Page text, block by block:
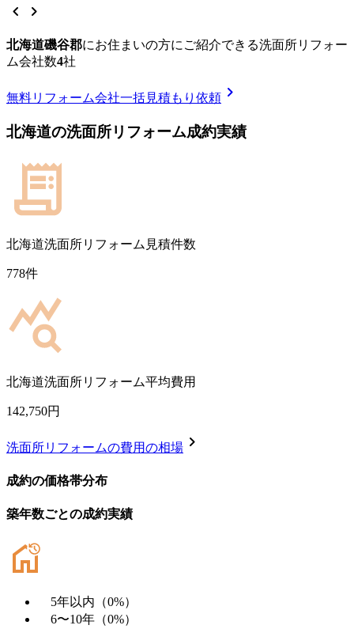
chevron_left chevron_right
北海道磯谷郡にお住まいの方にご紹介できる洗面所リフォー
ム会社数4社
無料リフォーム会社一括見積もり依頼 chevron_right
北海道の洗面所リフォーム成約実績
北海道洗面所リフォーム見積件数
778件
北海道洗面所リフォーム平均費用
142,750円
洗面所リフォームの費用の相場 chevron_right
成約の価格帯分布
築年数ごとの成約実績
5年以内 （0%）
6〜10年 （0%）